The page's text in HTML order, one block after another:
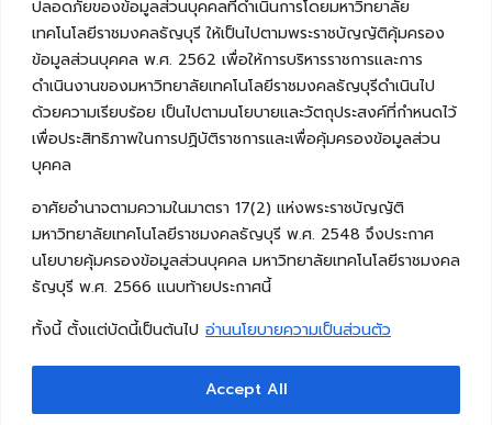
ปลอดภัยของข้อมูลส่วนบุคคลที่ดำเนินการโดยมหาวิทยาลัย
เทคโนโลยีราชมงคลธัญบุรี ให้เป็นไปตามพระราชบัญญัติคุ้มครอง
ข้อมูลส่วนบุคคล พ.ศ. 2562 เพื่อให้การบริหารราชการและการ
ดำเนินงานของมหาวิทยาลัยเทคโนโลยีราชมงคลธัญบุรีดำเนินไป
ด้วยความเรียบร้อย เป็นไปตามนโยบายและวัตถุประสงค์ที่กำหนดไว้
เพื่อประสิทธิภาพในการปฏิบัติราชการและเพื่อคุ้มครองข้อมูลส่วน
บุคคล
อาศัยอำนาจตามความในมาตรา 17(2) แห่งพระราชบัญญัติ
มหาวิทยาลัยเทคโนโลยีราชมงคลธัญบุรี พ.ศ. 2548 จึงประกาศ
นโยบายคุ้มครองข้อมูลส่วนบุคคล มหาวิทยาลัยเทคโนโลยีราชมงคล
ธัญบุรี พ.ศ. 2566 แนบท้ายประกาศนี้
ทั้งนี้ ตั้งแต่บัดนี้เป็นต้นไป อ่านนโยบายความเป็นส่วนตัว
Accept All